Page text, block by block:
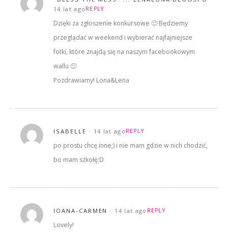
14 lat ago REPLY
Dzięki za zgłoszenie konkursowe 🙂 Będziemy
przeglądać w weekend i wybierać najfajniejsze
fotki, które znajdą się na naszym facebookowym
wallu 🙂
Pozdrawiamy! Lona&Lena
ISABELLE 14 lat ago REPLY
po prostu chcę inne;) i nie mam gdzie w nich chodzić,
bo mam szkołę:D
IOANA-CARMEN 14 lat ago REPLY
Lovely!